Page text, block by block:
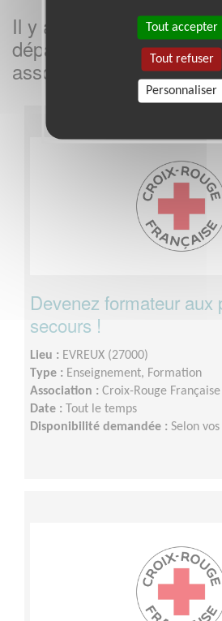
Il y a
missions
département
Euredans
association
Devenez formateur aux
secours !
Lieu : EVREUX (27000)
Type : Enseignement, Formation
Association : Croix-Rouge
Date : Tout le temps
Disponibilité demandée : Selon
Tout accepter
Tout refuser
Personnaliser